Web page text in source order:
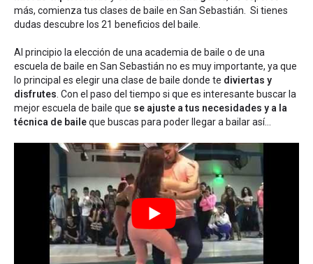
más, comienza tus clases de baile en San Sebastián. Si tienes
dudas descubre los 21 beneficios del baile.
Al principio la elección de una academia de baile o de una
escuela de baile en San Sebastián no es muy importante, ya que
lo principal es elegir una clase de baile donde te diviertas y
disfrutes. Con el paso del tiempo si que es interesante buscar la
mejor escuela de baile que se ajuste a tus necesidades y a la
técnica de baileque buscas para poder llegar a bailar así...